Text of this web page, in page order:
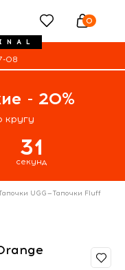
0
08
- 20%
кругу
30
секунд
UGG—Тапочки Fluff